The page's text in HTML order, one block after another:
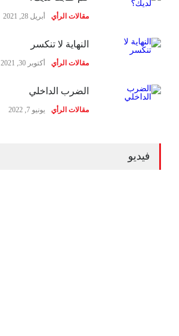
مقالات الرأي أبريل 28, 2021
النهاية لا تنكسر
مقالات الرأي أكتوبر 30, 2021
الضرب الداخلي
مقالات الرأي يونيو 7, 2022
فيديو